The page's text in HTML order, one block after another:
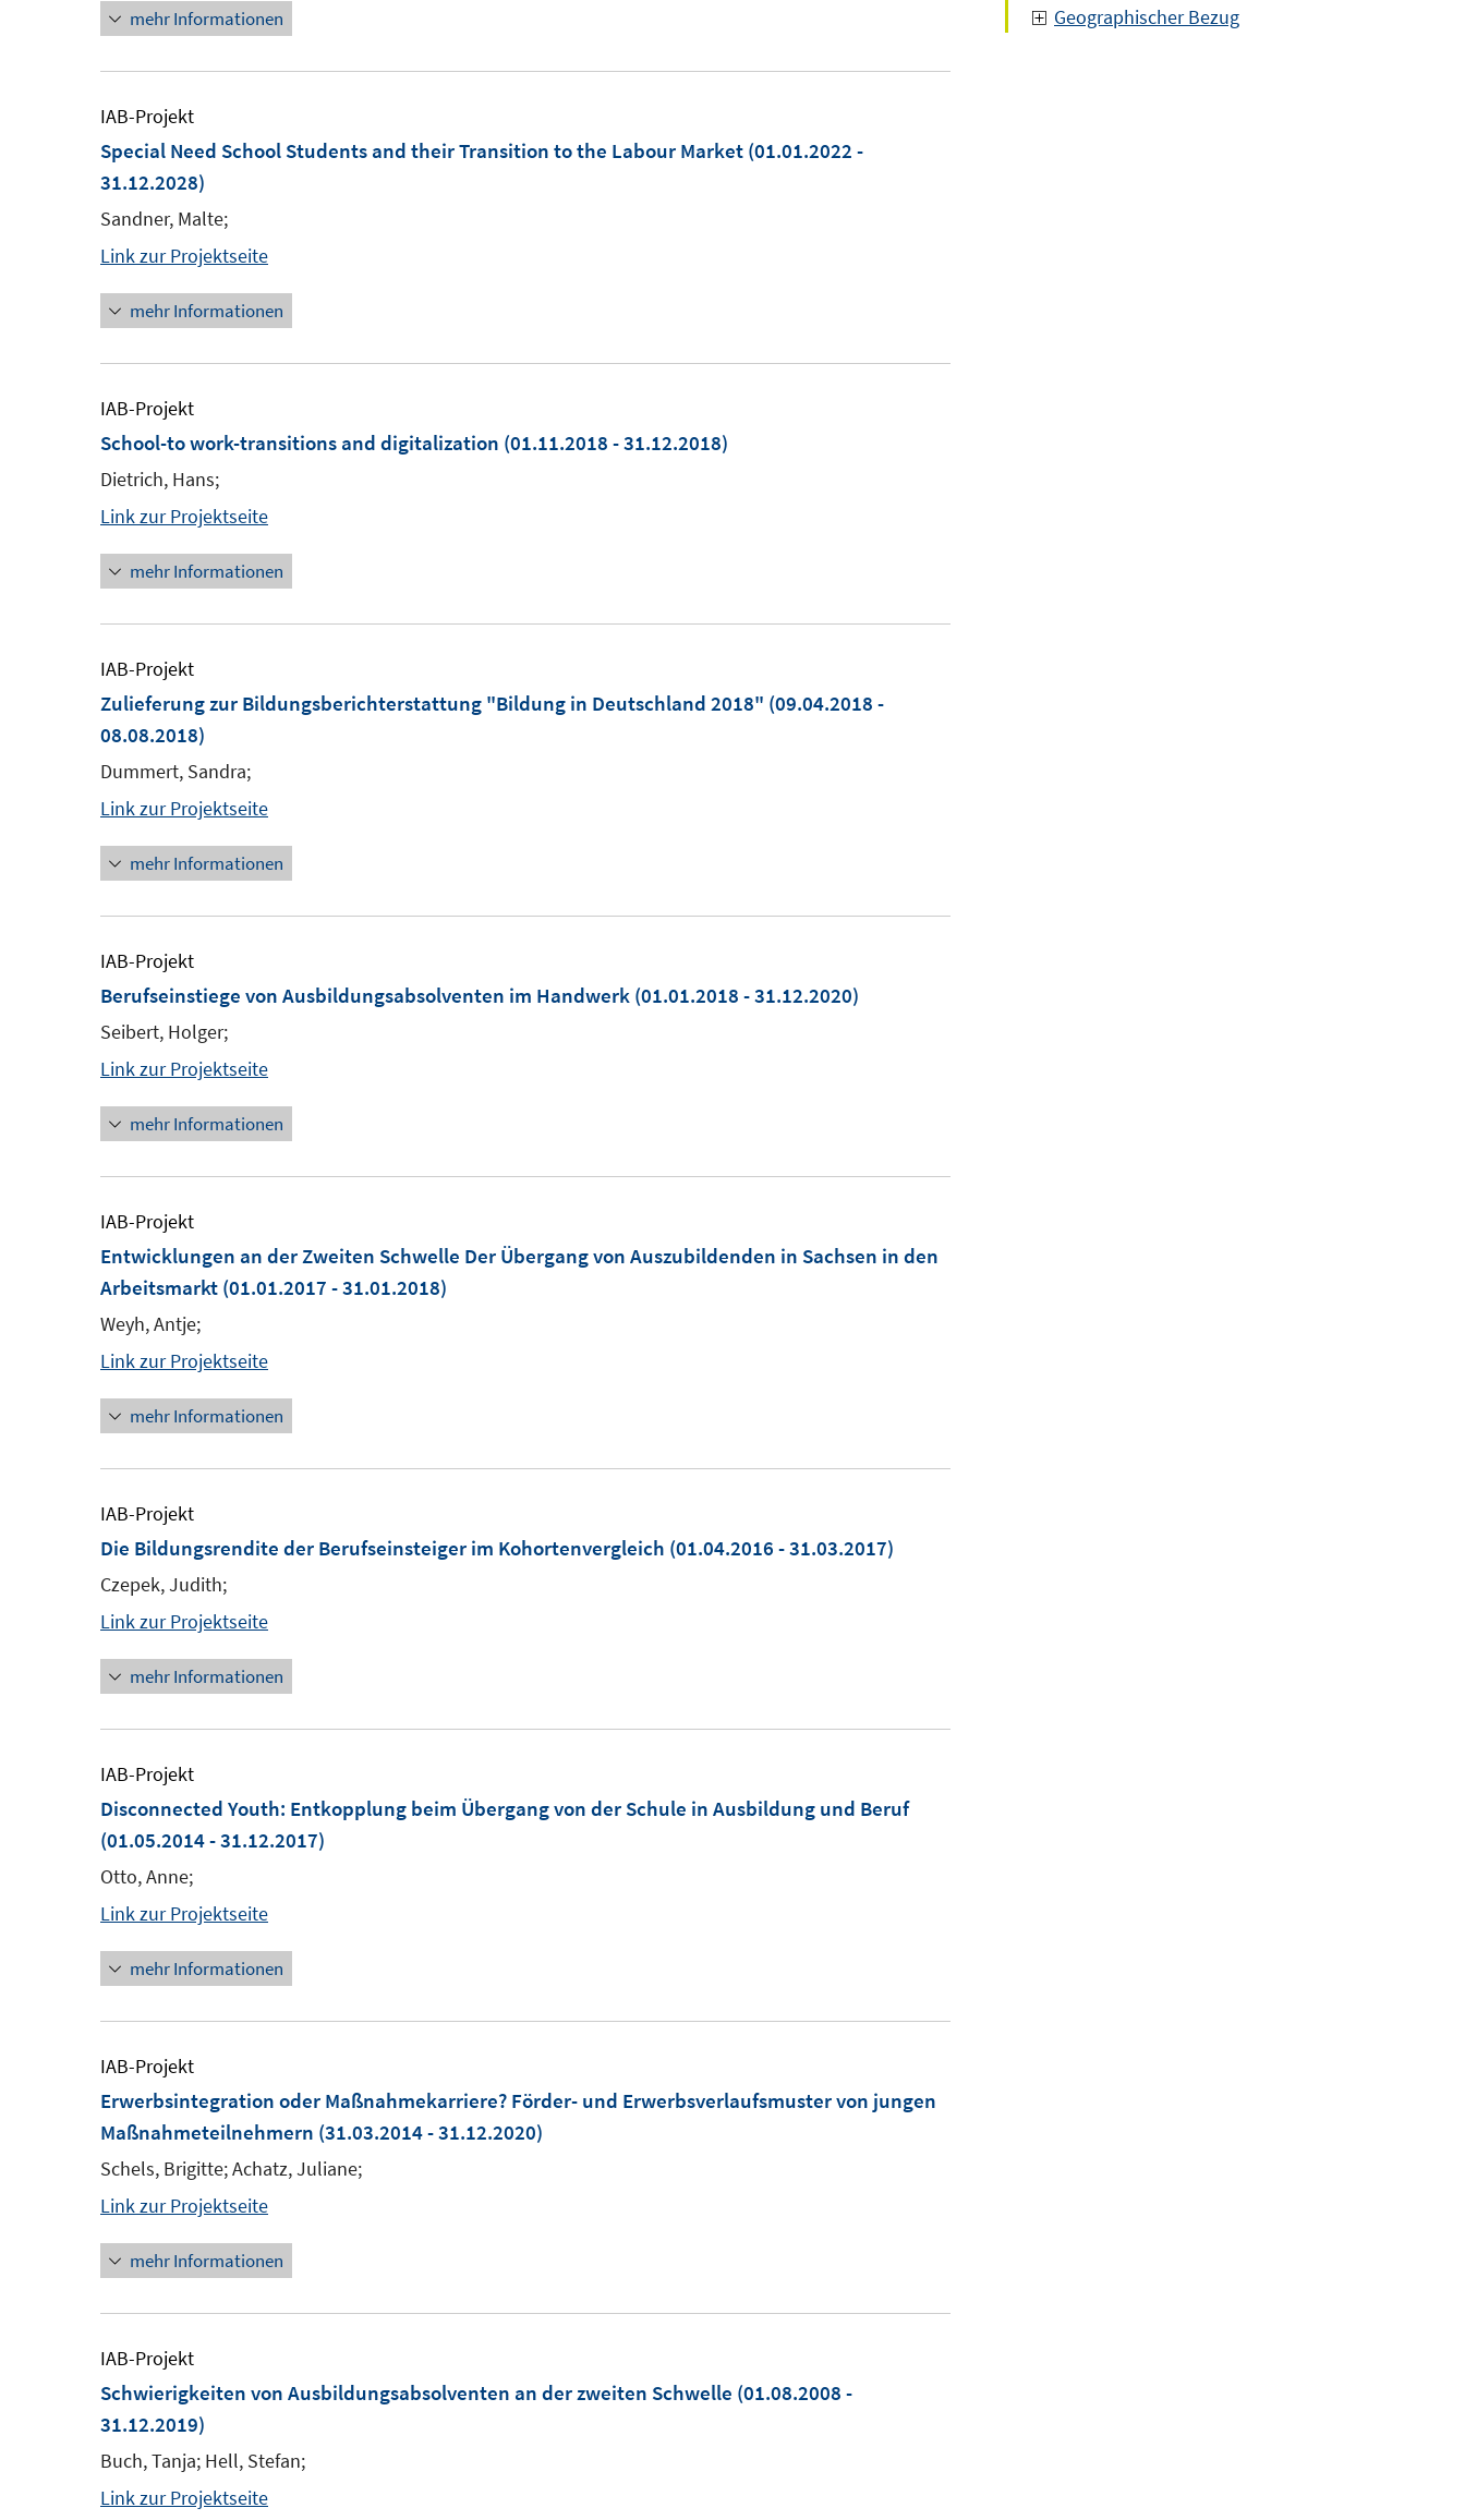
mehr Informationen
IAB-Projekt
Special Need School Students and their Transition to the Labour Market (01.01.2022 -
31.12.2028)
Sandner, Malte;
Link zur Projektseite
mehr Informationen
IAB-Projekt
School-to work-transitions and digitalization (01.11.2018 - 31.12.2018)
Dietrich, Hans;
Link zur Projektseite
mehr Informationen
IAB-Projekt
Zulieferung zur Bildungsberichterstattung "Bildung in Deutschland 2018" (09.04.2018 -
08.08.2018)
Dummert, Sandra;
Link zur Projektseite
mehr Informationen
IAB-Projekt
Berufseinstiege von Ausbildungsabsolventen im Handwerk (01.01.2018 - 31.12.2020)
Seibert, Holger;
Link zur Projektseite
mehr Informationen
IAB-Projekt
Entwicklungen an der Zweiten Schwelle Der Übergang von Auszubildenden in Sachsen in den
Arbeitsmarkt (01.01.2017 - 31.01.2018)
Weyh, Antje;
Link zur Projektseite
mehr Informationen
IAB-Projekt
Die Bildungsrendite der Berufseinsteiger im Kohortenvergleich (01.04.2016 - 31.03.2017)
Czepek, Judith;
Link zur Projektseite
mehr Informationen
IAB-Projekt
Disconnected Youth: Entkopplung beim Übergang von der Schule in Ausbildung und Beruf
(01.05.2014 - 31.12.2017)
Otto, Anne;
Link zur Projektseite
mehr Informationen
IAB-Projekt
Erwerbsintegration oder Maßnahmekarriere? Förder- und Erwerbsverlaufsmuster von jungen
Maßnahmeteilnehmern (31.03.2014 - 31.12.2020)
Schels, Brigitte; Achatz, Juliane;
Link zur Projektseite
mehr Informationen
IAB-Projekt
Schwierigkeiten von Ausbildungsabsolventen an der zweiten Schwelle (01.08.2008 -
31.12.2019)
Buch, Tanja; Hell, Stefan;
Link zur Projektseite
Geographischer Bezug